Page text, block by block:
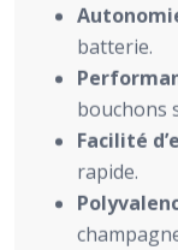
batterie.
bouchons
Facilité
rapide.